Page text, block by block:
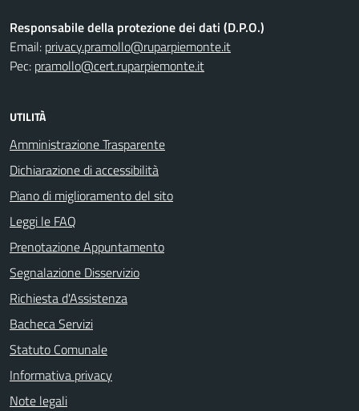
Responsabile della protezione dei dati (D.P.O.)
Email: privacy.pramollo@ruparpiemonte.it
Pec: pramollo@cert.ruparpiemonte.it
UTILITÀ
Amministrazione Trasparente
Dichiarazione di accessibilità
Piano di miglioramento del sito
Leggi le FAQ
Prenotazione Appuntamento
Segnalazione Disservizio
Richiesta d'Assistenza
Bacheca Servizi
Statuto Comunale
Informativa privacy
Note legali